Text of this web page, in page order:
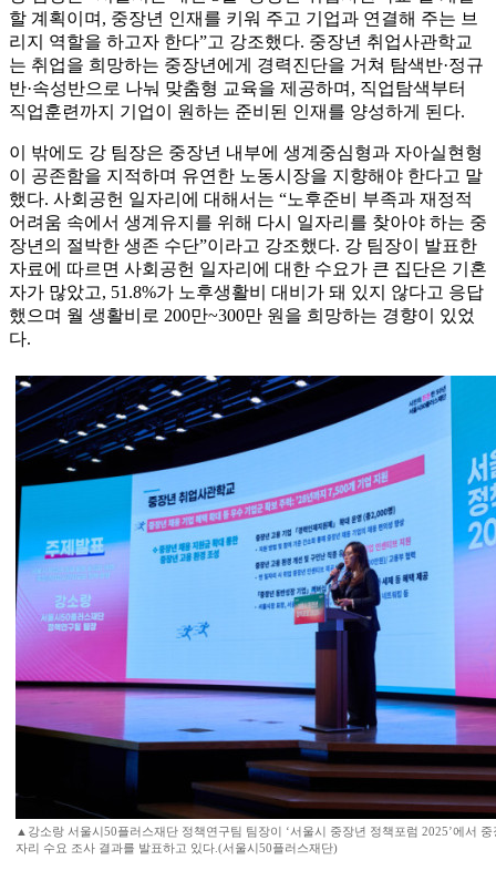
할 계획이며, 중장년 인재를 키워 주고 기업과 연결해 주는 브
리지 역할을 하고자 한다”고 강조했다. 중장년 취업사관학교
는 취업을 희망하는 중장년에게 경력진단을 거쳐 탐색반·정규
반·속성반으로 나눠 맞춤형 교육을 제공하며, 직업탐색부터
직업훈련까지 기업이 원하는 준비된 인재를 양성하게 된다.
이 밖에도 강 팀장은 중장년 내부에 생계중심형과 자아실현형
이 공존함을 지적하며 유연한 노동시장을 지향해야 한다고 말
했다. 사회공헌 일자리에 대해서는 “노후준비 부족과 재정적
어려움 속에서 생계유지를 위해 다시 일자리를 찾아야 하는 중
장년의 절박한 생존 수단”이라고 강조했다. 강 팀장이 발표한
자료에 따르면 사회공헌 일자리에 대한 수요가 큰 집단은 기혼
자가 많았고, 51.8%가 노후생활비 대비가 돼 있지 않다고 응답
했으며 월 생활비로 200만~300만 원을 희망하는 경향이 있었
다.
▲강소랑 서울시50플러스재단 정책연구팀 팀장이 ‘서울시 중장년 정책포럼 2025’에서
자리 수요 조사 결과를 발표하고 있다.(서울시50플러스재단)